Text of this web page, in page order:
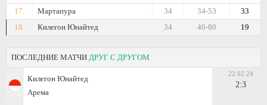
17.
Мартапура 33
34-53
34
18.
Килегон Юнайтед 19
40-80
34
ПОСЛЕДНИЕ МАТЧИ ДРУГ С ДРУГОМ
Килегон Юнайтед
Арема
22.02.24
2:3